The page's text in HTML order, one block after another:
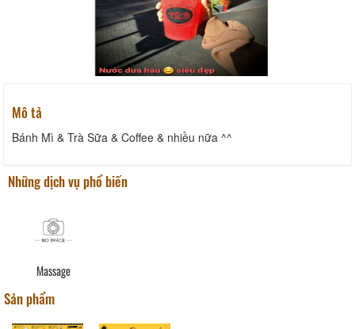
Mô tả
Bánh Mì & Trà Sữa & Coffee & nhiều nữa ^^
Những dịch vụ phổ biến
Massage
Sản phẩm